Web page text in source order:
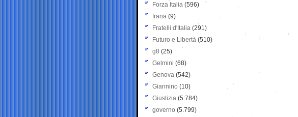
Forza Italia (596)
frana (9)
Fratelli d'Italia (291)
Futuro e Libertà (510)
g8 (25)
Gelmini (68)
Genova (542)
Giannino (10)
Giustizia (5.784)
governo (5.799)